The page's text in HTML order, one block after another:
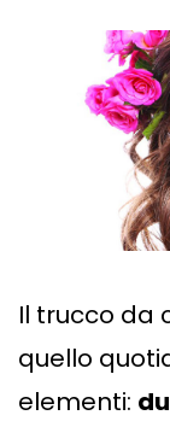
Il trucco da
quello
elementi: